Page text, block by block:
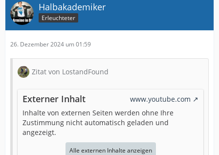
Halbakademiker
Erleuchteter
26. Dezember 2024 um 01:59
Zitat von LostandFound
Externer Inhalt
www.youtube.com
Inhalte von externen Seiten werden ohne Ihre
Zustimmung nicht automatisch geladen und
angezeigt.
Alle externen Inhalte anzeigen